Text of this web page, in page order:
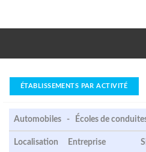
ÉTABLISSEMENTS PAR ACTIVITÉ
Automobiles - Écoles de
Localisation Entreprise